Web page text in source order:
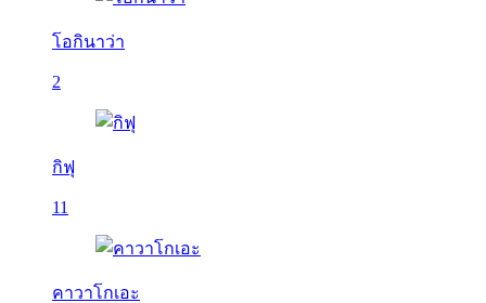
โอกินาว่า
2
กิฟุ
11
คาวาโกเอะ